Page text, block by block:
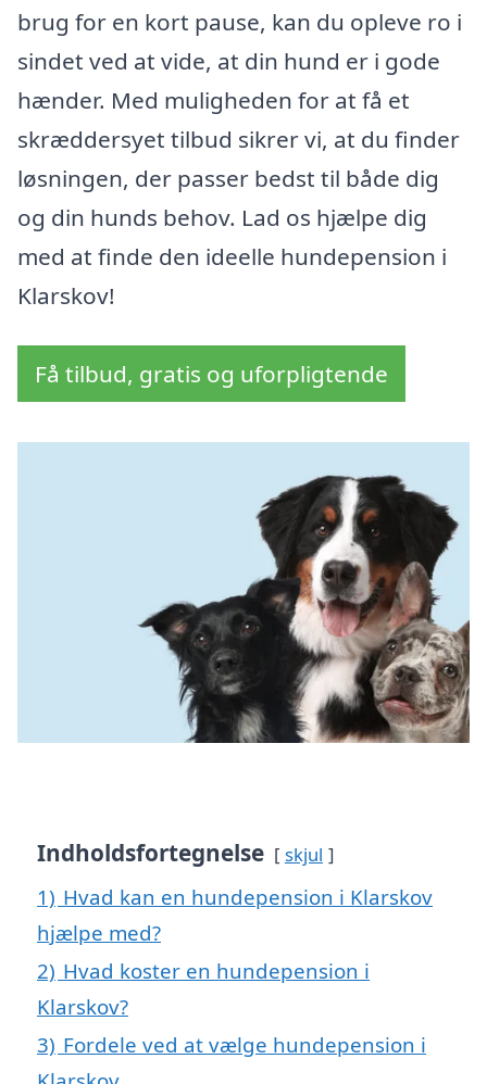
brug for en kort pause, kan du opleve ro i
sindet ved at vide, at din hund er i gode
hænder. Med muligheden for at få et
skræddersyet tilbud sikrer vi, at du finder
løsningen, der passer bedst til både dig
og din hunds behov. Lad os hjælpe dig
med at finde den ideelle hundepension i
Klarskov!
Få tilbud, gratis og uforpligtende
Indholdsfortegnelse skjul
1) Hvad kan en hundepension i Klarskov
hjælpe med?
2) Hvad koster en hundepension i
Klarskov?
3) Fordele ved at vælge hundepension i